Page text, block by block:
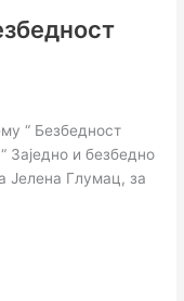
“ Безбедност
Заједно и безбедно
Јелена Глумац, за